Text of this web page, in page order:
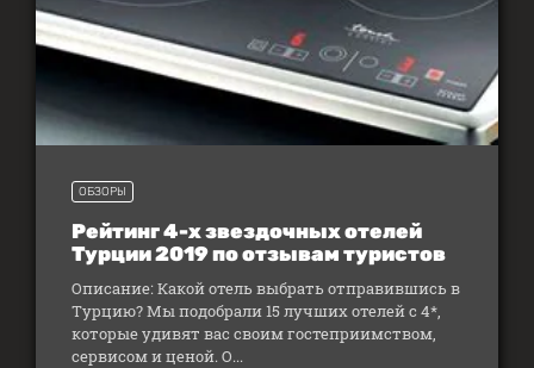
ОБЗОРЫ
Рейтинг 4-х звездочных отелей
Турции 2019 по отзывам туристов
Описание: Какой отель выбрать отправившись в
Турцию? Мы подобрали 15 лучших отелей с 4*,
которые удивят вас своим гостеприимством,
сервисом и ценой. О...